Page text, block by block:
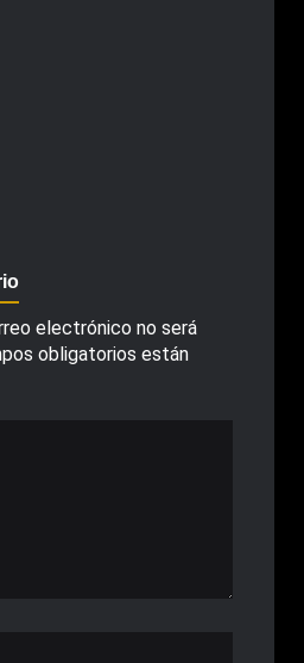
electrónico no será
obligatorios están